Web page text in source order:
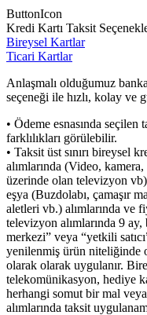
ButtonIcon
Kredi Kartı Taksit
Bireysel Kartlar
Ticari Kartlar
Anlaşmalı olduğumuz
seçeneği ile hızlı, kolay ve
• Ödeme esnasında seçilen
farklılıkları görülebilir.
• Taksit üst sınırı bireysel
alımlarında (Video,
üzerinde olan televizyon
eşya (Buzdolabı, çamaşır
aletleri vb.) alımlarında ve
televizyon alımlarında 9
merkezi” veya “yetkili
yenilenmiş ürün niteliğinde
olarak olarak uygulanır.
telekomünikasyon, hediye
herhangi somut bir mal
alımlarında taksit